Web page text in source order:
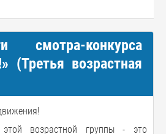
смотра-конкурса
(Третья возрастная
возрастной группы - это